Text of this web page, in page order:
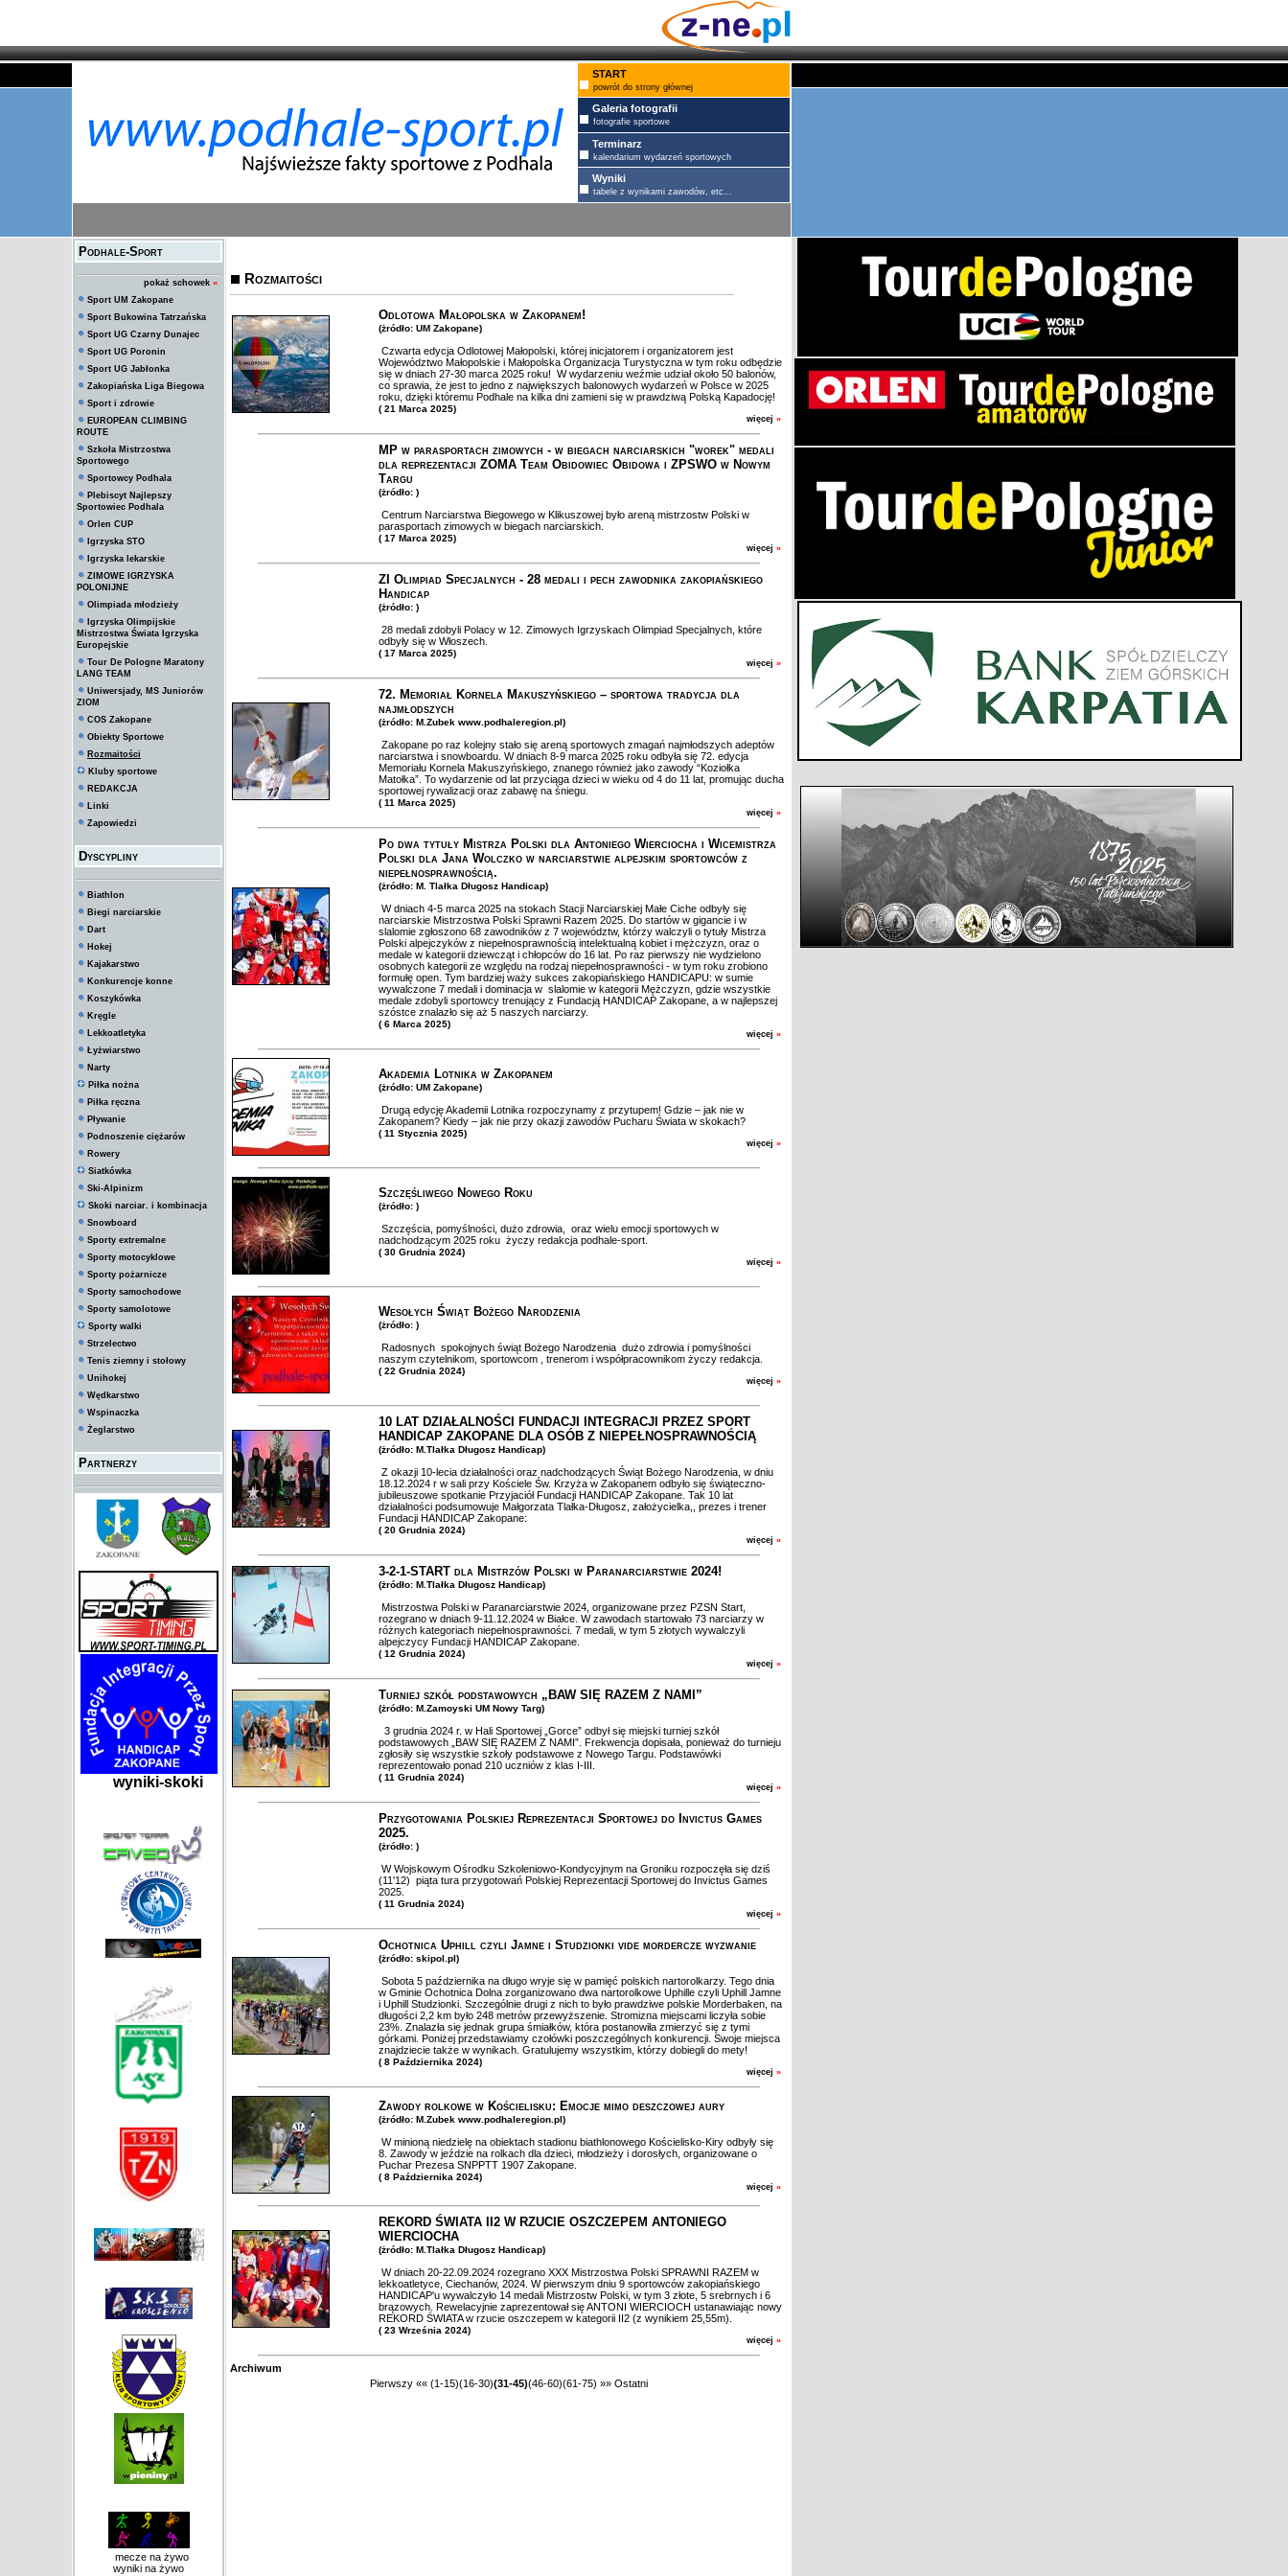
START
powrót do strony głównej
Galeria fotografii
fotografie sportowe
Terminarz
kalendarium wydarzeń sportowych
Wyniki
tabele z wynikami zawodów, etc...
Podhale-Sport
pokaż schowek »
Sport UM Zakopane
Sport Bukowina Tatrzańska
Sport UG Czarny Dunajec
Sport UG Poronin
Sport UG Jabłonka
Zakopiańska Liga Biegowa
Sport i zdrowie
EUROPEAN CLIMBING
ROUTE
Szkoła Mistrzostwa
Sportowego
Sportowcy Podhala
Plebiscyt Najlepszy
Sportowiec Podhala
Orlen CUP
Igrzyska STO
Igrzyska lekarskie
ZIMOWE IGRZYSKA
POLONIJNE
Olimpiada młodzieży
Igrzyska Olimpijskie
Mistrzostwa Świata Igrzyska
Europejskie
Tour De Pologne Maratony
LANG TEAM
Uniwersjady, MS Juniorów
ZIOM
COS Zakopane
Obiekty Sportowe
Rozmaitości
Kluby sportowe
REDAKCJA
Linki
Zapowiedzi
Dyscypliny
Biathlon
Biegi narciarskie
Dart
Hokej
Kajakarstwo
Konkurencje konne
Koszykówka
Kręgle
Lekkoatletyka
Łyżwiarstwo
Narty
Piłka nożna
Piłka ręczna
Pływanie
Podnoszenie ciężarów
Rowery
Siatkówka
Ski-Alpinizm
Skoki narciar. i kombinacja
Snowboard
Sporty extremalne
Sporty motocyklowe
Sporty pożarnicze
Sporty samochodowe
Sporty samolotowe
Sporty walki
Strzelectwo
Tenis ziemny i stołowy
Unihokej
Wędkarstwo
Wspinaczka
Żeglarstwo
Partnerzy
wyniki-skoki
mecze na żywo
wyniki na żywo
Rozmaitości
Odlotowa Małopolska w Zakopanem!
(żródło: UM Zakopane)
Czwarta edycja Odlotowej Małopolski, której inicjatorem i organizatorem jest
Województwo Małopolskie i Małopolska Organizacja Turystyczna w tym roku odbędzie
się w dniach 27-30 marca 2025 roku! W wydarzeniu weźmie udział około 50 balonów,
co sprawia, że jest to jedno z największych balonowych wydarzeń w Polsce w 2025
roku, dzięki któremu Podhale na kilka dni zamieni się w prawdziwą Polską Kapadocję!
( 21 Marca 2025)
więcej »
MP w parasportach zimowych - w biegach narciarskich "worek" medali
dla reprezentacji ZOMA Team Obidowiec Obidowa i ZPSWO w Nowym
Targu
(żródło: )
Centrum Narciarstwa Biegowego w Klikuszowej było areną mistrzostw Polski w
parasportach zimowych w biegach narciarskich.
( 17 Marca 2025)
więcej »
ZI Olimpiad Specjalnych - 28 medali i pech zawodnika zakopiańskiego
Handicap
(żródło: )
28 medali zdobyli Polacy w 12. Zimowych Igrzyskach Olimpiad Specjalnych, które
odbyły się w Włoszech.
( 17 Marca 2025)
więcej »
72. Memoriał Kornela Makuszyńskiego – sportowa tradycja dla
najmłodszych
(żródło: M.Zubek www.podhaleregion.pl)
Zakopane po raz kolejny stało się areną sportowych zmagań najmłodszych adeptów
narciarstwa i snowboardu. W dniach 8-9 marca 2025 roku odbyła się 72. edycja
Memoriału Kornela Makuszyńskiego, znanego również jako zawody “Koziołka
Matołka”. To wydarzenie od lat przyciąga dzieci w wieku od 4 do 11 lat, promując ducha
sportowej rywalizacji oraz zabawę na śniegu.
( 11 Marca 2025)
więcej »
Po dwa tytuły Mistrza Polski dla Antoniego Wierciocha i Wicemistrza
Polski dla Jana Wolczko w narciarstwie alpejskim sportowców z
niepełnosprawnością.
(żródło: M. Tlałka Długosz Handicap)
W dniach 4-5 marca 2025 na stokach Stacji Narciarskiej Małe Ciche odbyły się
narciarskie Mistrzostwa Polski Sprawni Razem 2025. Do startów w gigancie i w
slalomie zgłoszono 68 zawodników z 7 województw, którzy walczyli o tytuły Mistrza
Polski alpejczyków z niepełnosprawnością intelektualną kobiet i mężczyzn, oraz o
medale w kategorii dziewcząt i chłopców do 16 lat. Po raz pierwszy nie wydzielono
osobnych kategorii ze względu na rodzaj niepełnosprawności - w tym roku zrobiono
formułę open. Tym bardziej waży sukces zakopiańskiego HANDICAPU: w sumie
wywalczone 7 medali i dominacja w slalomie w kategorii Mężczyzn, gdzie wszystkie
medale zdobyli sportowcy trenujący z Fundacją HANDICAP Zakopane, a w najlepszej
szóstce znalazło się aż 5 naszych narciarzy.
( 6 Marca 2025)
więcej »
Akademia Lotnika w Zakopanem
(żródło: UM Zakopane)
Drugą edycję Akademii Lotnika rozpoczynamy z przytupem! Gdzie – jak nie w
Zakopanem? Kiedy – jak nie przy okazji zawodów Pucharu Świata w skokach?
( 11 Stycznia 2025)
więcej »
Szczęśliwego Nowego Roku
(żródło: )
Szczęścia, pomyślności, dużo zdrowia, oraz wielu emocji sportowych w
nadchodzącym 2025 roku życzy redakcja podhale-sport.
( 30 Grudnia 2024)
więcej »
Wesołych Świąt Bożego Narodzenia
(żródło: )
Radosnych spokojnych świąt Bożego Narodzenia dużo zdrowia i pomyślności
naszym czytelnikom, sportowcom , trenerom i współpracownikom życzy redakcja.
( 22 Grudnia 2024)
więcej »
10 LAT DZIAŁALNOŚCI FUNDACJI INTEGRACJI PRZEZ SPORT
HANDICAP ZAKOPANE DLA OSÓB Z NIEPEŁNOSPRAWNOŚCIĄ
(żródło: M.Tlałka Długosz Handicap)
Z okazji 10-lecia działalności oraz nadchodzących Świąt Bożego Narodzenia, w dniu
18.12.2024 r w sali przy Kościele Św. Krzyża w Zakopanem odbyło się świąteczno-
jubileuszowe spotkanie Przyjaciół Fundacji HANDICAP Zakopane. Tak 10 lat
działalności podsumowuje Małgorzata Tlałka-Długosz, założycielka,, prezes i trener
Fundacji HANDICAP Zakopane:
( 20 Grudnia 2024)
więcej »
3-2-1-START dla Mistrzów Polski w Paranarciarstwie 2024!
(żródło: M.Tlałka Długosz Handicap)
Mistrzostwa Polski w Paranarciarstwie 2024, organizowane przez PZSN Start,
rozegrano w dniach 9-11.12.2024 w Białce. W zawodach startowało 73 narciarzy w
różnych kategoriach niepełnosprawności. 7 medali, w tym 5 złotych wywalczyli
alpejczycy Fundacji HANDICAP Zakopane.
( 12 Grudnia 2024)
więcej »
Turniej szkół podstawowych „BAW SIĘ RAZEM Z NAMI”
(żródło: M.Zamoyski UM Nowy Targ)
3 grudnia 2024 r. w Hali Sportowej „Gorce” odbył się miejski turniej szkół
podstawowych „BAW SIĘ RAZEM Z NAMI”. Frekwencja dopisała, ponieważ do turnieju
zgłosiły się wszystkie szkoły podstawowe z Nowego Targu. Podstawówki
reprezentowało ponad 210 uczniów z klas I-III.
( 11 Grudnia 2024)
więcej »
Przygotowania Polskiej Reprezentacji Sportowej do Invictus Games
2025.
(żródło: )
W Wojskowym Ośrodku Szkoleniowo-Kondycyjnym na Groniku rozpoczęła się dziś
(11'12) piąta tura przygotowań Polskiej Reprezentacji Sportowej do Invictus Games
2025.
( 11 Grudnia 2024)
więcej »
Ochotnica Uphill czyli Jamne i Studzionki vide mordercze wyzwanie
(żródło: skipol.pl)
Sobota 5 października na długo wryje się w pamięć polskich nartorolkarzy. Tego dnia
w Gminie Ochotnica Dolna zorganizowano dwa nartorolkowe Uphille czyli Uphill Jamne
i Uphill Studzionki. Szczególnie drugi z nich to było prawdziwe polskie Morderbaken, na
długości 2,2 km było 248 metrów przewyższenie. Stromizna miejscami liczyła sobie
23%. Znalazła się jednak grupa śmiałków, która postanowiła zmierzyć się z tymi
górkami. Poniżej przedstawiamy czołówki poszczególnych konkurencji. Swoje miejsca
znajdziecie także w wynikach. Gratulujemy wszystkim, którzy dobiegli do mety!
( 8 Października 2024)
więcej »
Zawody rolkowe w Kościelisku: Emocje mimo deszczowej aury
(żródło: M.Zubek www.podhaleregion.pl)
W minioną niedzielę na obiektach stadionu biathlonowego Kościelisko-Kiry odbyły się
8. Zawody w jeździe na rolkach dla dzieci, młodzieży i dorosłych, organizowane o
Puchar Prezesa SNPPTT 1907 Zakopane.
( 8 Października 2024)
więcej »
REKORD ŚWIATA II2 W RZUCIE OSZCZEPEM ANTONIEGO
WIERCIOCHA
(żródło: M.Tlałka Długosz Handicap)
W dniach 20-22.09.2024 rozegrano XXX Mistrzostwa Polski SPRAWNI RAZEM w
lekkoatletyce, Ciechanów, 2024. W pierwszym dniu 9 sportowców zakopiańskiego
HANDICAP'u wywalczyło 14 medali Mistrzostw Polski, w tym 3 złote, 5 srebrnych i 6
brązowych. Rewelacyjnie zaprezentował się ANTONI WIERCIOCH ustanawiając nowy
REKORD ŚWIATA w rzucie oszczepem w kategorii II2 (z wynikiem 25,55m).
( 23 Września 2024)
więcej »
Archiwum
Pierwszy «« (1-15)(16-30)(31-45)(46-60)(61-75) »» Ostatni